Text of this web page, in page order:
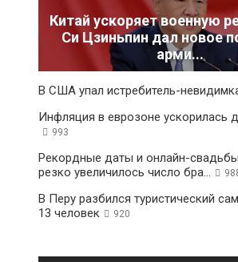
Китай ускоряет военную
Си Цзиньпин дал новое
арми...
В США упал истребитель-
Инфляция в еврозоне ускорилась
993
Рекордные даты и онлайн-
резко увеличилось число бра...
В Перу разбился туристический
13 человек
920